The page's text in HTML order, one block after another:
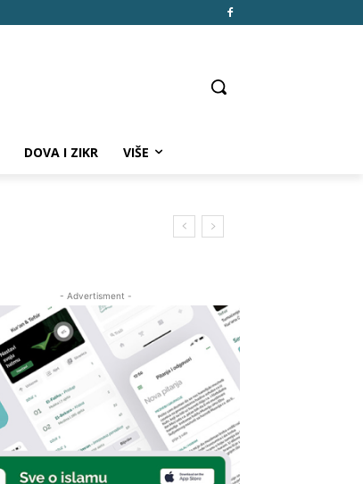
DOVA I ZIKR VIŠE
- Advertisment -